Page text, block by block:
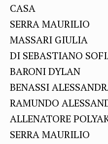
CASA
SERRA MAURILIO
MASSARI GIULIA
DI SEBASTIANO
BARONI DYLAN
BENASSI
RAMUNDO
ALLENATORE
SERRA MAURILIO